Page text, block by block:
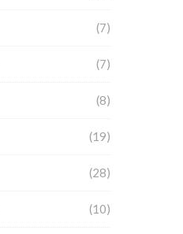
(7)
(7)
(8)
(19)
(28)
(10)